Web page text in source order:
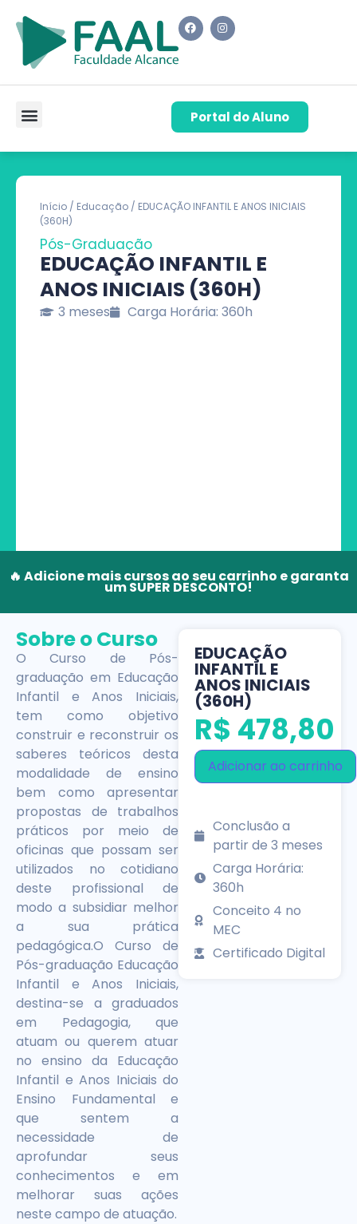
Portal do Aluno
Início / Educação / EDUCAÇÃO INFANTIL E ANOS INICIAIS
(360H)
Pós-Graduação
EDUCAÇÃO INFANTIL E
ANOS INICIAIS (360H)
3 meses Carga Horária: 360h
🔥 Adicione mais cursos ao seu carrinho e garanta
um SUPER DESCONTO!
Sobre o Curso
O Curso de Pós-
graduação em Educação
Infantil e Anos Iniciais,
tem como objetivo
construir e reconstruir os
saberes teóricos desta
modalidade de ensino
bem como apresentar
propostas de trabalhos
práticos por meio de
oficinas que possam ser
utilizados no cotidiano
deste profissional de
modo a subsidiar melhor
a sua prática
pedagógica.O Curso de
Pós-graduação Educação
Infantil e Anos Iniciais,
destina-se a graduados
em Pedagogia, que
atuam ou querem atuar
no ensino da Educação
Infantil e Anos Iniciais do
Ensino Fundamental e
que sentem a
necessidade de
aprofundar seus
conhecimentos e em
melhorar suas ações
neste campo de atuação.
EDUCAÇÃO
INFANTIL E
ANOS INICIAIS
(360H)
R$ 478,80
Adicionar ao carrinho
Conclusão a
partir de 3 meses
Carga Horária:
360h
Conceito 4 no
MEC
Certificado Digital